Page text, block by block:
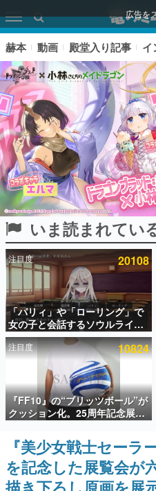
広告を
ピックアップ
電ファミのいま読まれている記
アプリセール情報
インタビュー
連載・特集一覧
殿堂入り記事
SNS拡散数が数千以
ど。多くの人々に読
事をまとめました。
ゲームの企画書
名作ゲームクリエイ
聞きし、ヒットする
きます。
赫本 動画 殿堂入り記事 イ
いま読まれてい
注目度 20108
「パリィ」や「ローリング」で
女の子と会話するソウルライク
恋愛ゲーム『小早川さんはソウ
ルライク』無料公開。返事に失
敗すると「YOU DIED」
注目度 10824
『FF10』の“ブリッツボール”が
クッション化。25周年記念展
「FINAL FANTASY X
MUSEUM-幻光の記憶-」のグッ
ズ情報が一部公開
『美少女戦士セーラ
を記念した展覧会が
描き下ろし原画を展